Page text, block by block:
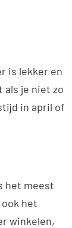
is lekker en
als je niet zo
in april of
het meest
het
winkelen,